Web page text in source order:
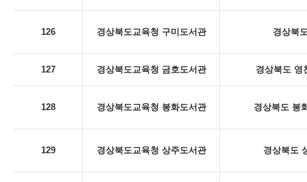
126 경상북도교육청 구미도서관 경상북
127 경상북도교육청 금호도서관 경상북도 영
128 경상북도교육청 봉화도서관 경상북도 봉
129 경상북도교육청 상주도서관 경상북도